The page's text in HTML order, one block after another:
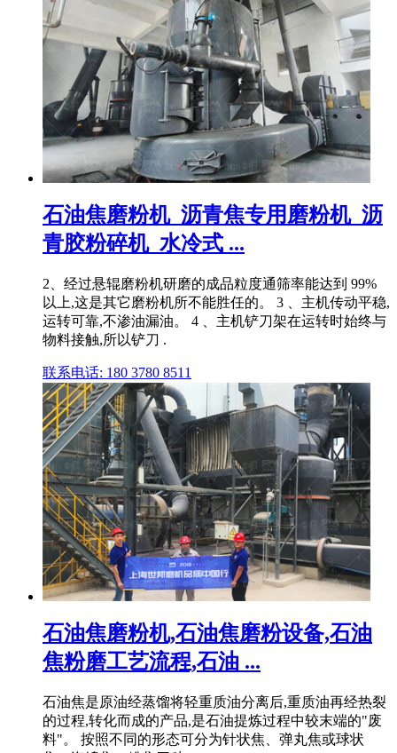
石油焦磨粉机_沥青焦专用磨粉机_沥
青胶粉碎机_水冷式 ...
2、经过悬辊磨粉机研磨的成品粒度通筛率能达到 99%
以上,这是其它磨粉机所不能胜任的。 3 、主机传动平稳,
运转可靠,不渗油漏油。 4 、主机铲刀架在运转时始终与
物料接触,所以铲刀 .
联系电话: 180 3780 8511
石油焦磨粉机,石油焦磨粉设备,石油
焦粉磨工艺流程,石油 ...
石油焦是原油经蒸馏将轻重质油分离后,重质油再经热裂
的过程,转化而成的产品,是石油提炼过程中较末端的"废
料"。 按照不同的形态可分为针状焦、弹丸焦或球状